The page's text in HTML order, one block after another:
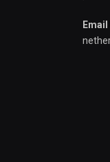
Email